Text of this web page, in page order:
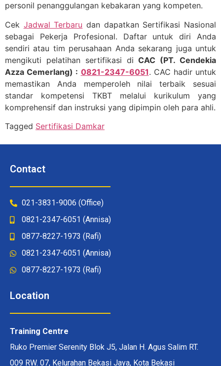
personil penanggulangan kebakaran yang kompeten.
Cek Jadwal Terbaru dan dapatkan Sertifikasi Nasional
sebagai Pekerja Profesional. Daftar untuk diri Anda
sendiri atau tim perusahaan Anda sekarang juga untuk
mengikuti pelatihan sertifikasi diCAC (PT. Cendekia
Azza Cemerlang) : 0821-2347-6051. CAC hadir untuk
memastikan Anda memperoleh nilai terbaik sesuai
standar kompetensi TKBT melalui kurikulum yang
komprehensif dan instruksi yang dipimpin oleh para ahli.
Tagged Sertifikasi Damkar
Contact
021-3831-9006 (Office)
0821-2347-6051 (Annisa)
0877-8227-1973 (Rafi)
0821-2347-6051 (Annisa)
0877-8227-1973 (Rafi)
Location
Training Centre
Ruko Premier Serenity Blok J5, Jalan H. Agus Salim RT.
009 RW. 07, Kelurahan Bekasi Jaya, Kota Bekasi